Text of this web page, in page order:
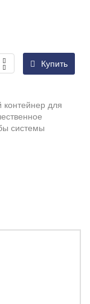
Купить
контейнер для
системы